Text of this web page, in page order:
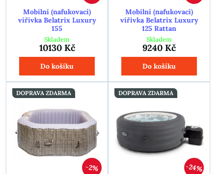
Mobilní (nafukovací)
vířivka Belatrix Luxury
155
Skladem
10130 Kč
Do košíku
Mobilní (nafukovací)
vířivka Belatrix Luxury
125 Rattan
Skladem
9240 Kč
Do košíku
2%
DOPRAVA ZDARMA
24%
DOPRAVA ZDARMA